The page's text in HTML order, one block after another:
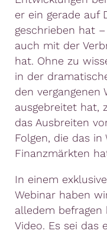
er ein gerade auf
geschrieben hat
auch mit der
hat. Ohne zu
in der
den
ausgebreitet hat,
das Ausbreiten
Folgen, die das
Finanzmärkten
In einem
Webinar haben
alledem
Video. Es sei das